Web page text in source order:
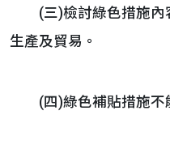
(三)檢討綠色措施內
生產及貿易。
(四)綠色補貼措施不